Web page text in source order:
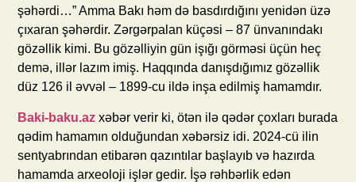
şəhərdi…” Amma Bakı həm də basdırdığını yenidən üzə
çıxaran şəhərdir. Zərgərpalan küçəsi – 87 ünvanındakı
gözəllik kimi. Bu gözəlliyin gün işığı görməsi üçün heç
demə, illər lazım imiş. Haqqında danışdığımız gözəllik
düz 126 il əvvəl – 1899-cu ildə inşa edilmiş hamamdır.
Baki-baku.az xəbər verir ki, ötən ilə qədər çoxları burada
qədim hamamın olduğundan xəbərsiz idi. 2024-cü ilin
sentyabrından etibarən qazıntılar başlayıb və hazırda
hamamda arxeoloji işlər gedir. İşə rəhbərlik edən